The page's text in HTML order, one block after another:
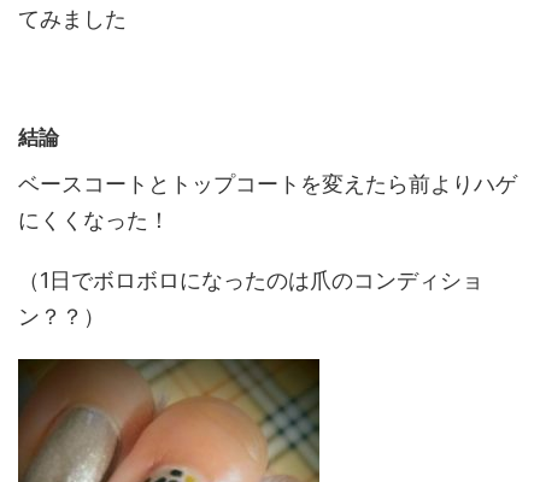
てみました
結論
ベースコートとトップコートを変えたら前よりハゲ
にくくなった！
（1 日でボロボロになったのは爪のコンディショ
ン？？）